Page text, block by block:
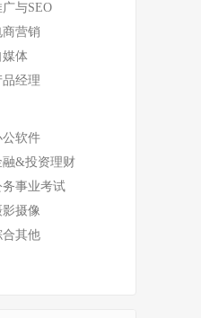
广与SEO
商营销
媒体
品经理
公软件
融&投资理财
务事业考试
影摄像
合其他